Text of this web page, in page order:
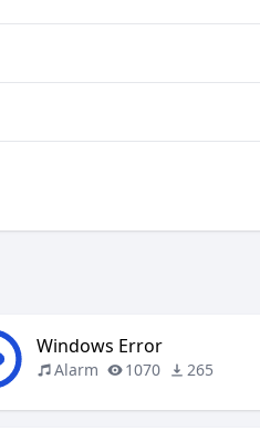
Windows Error
Alarm 1070 265